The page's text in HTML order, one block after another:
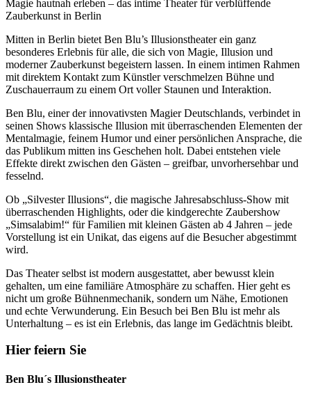
Magie hautnah erleben – das intime Theater für verblüffende
Zauberkunst in Berlin
Mitten in Berlin bietet Ben Blu’s Illusionstheater ein ganz
besonderes Erlebnis für alle, die sich von Magie, Illusion und
moderner Zauberkunst begeistern lassen. In einem intimen Rahmen
mit direktem Kontakt zum Künstler verschmelzen Bühne und
Zuschauerraum zu einem Ort voller Staunen und Interaktion.
Ben Blu, einer der innovativsten Magier Deutschlands, verbindet in
seinen Shows klassische Illusion mit überraschenden Elementen der
Mentalmagie, feinem Humor und einer persönlichen Ansprache, die
das Publikum mitten ins Geschehen holt. Dabei entstehen viele
Effekte direkt zwischen den Gästen – greifbar, unvorhersehbar und
fesselnd.
Ob „Silvester Illusions“, die magische Jahresabschluss-Show mit
überraschenden Highlights, oder die kindgerechte Zaubershow
„Simsalabim!“ für Familien mit kleinen Gästen ab 4 Jahren – jede
Vorstellung ist ein Unikat, das eigens auf die Besucher abgestimmt
wird.
Das Theater selbst ist modern ausgestattet, aber bewusst klein
gehalten, um eine familiäre Atmosphäre zu schaffen. Hier geht es
nicht um große Bühnenmechanik, sondern um Nähe, Emotionen
und echte Verwunderung. Ein Besuch bei Ben Blu ist mehr als
Unterhaltung – es ist ein Erlebnis, das lange im Gedächtnis bleibt.
Hier feiern Sie
Ben Blu´s Illusionstheater